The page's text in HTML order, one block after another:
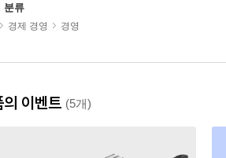
분류
경제 경영 경영
의 이벤트 (5개)